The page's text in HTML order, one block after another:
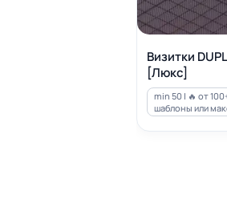
Визитки
[Люкс]
min 50 | 🔥 от
шаблоны или